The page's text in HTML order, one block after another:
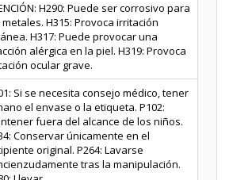
H290: Puede ser corrosivo para
H315: Provoca irritación
H317: Puede provocar una
alérgica en la piel. H319: Provoca
ocular grave.
Si se necesita consejo médico, tener
el envase o la etiqueta. P102:
fuera del alcance de los niños.
Conservar únicamente en el
original. P264: Lavarse
tras la manipulación.